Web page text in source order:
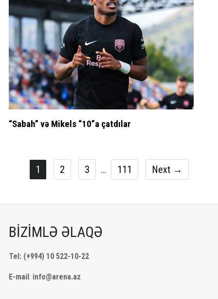
“Sabah” və Mikels “10”a çatdılar
1 2 3 … 111 Next →
BİZİMLƏ ƏLAQƏ
Tel: (+994) 10 522-10-22
E-mail: info@arena.az